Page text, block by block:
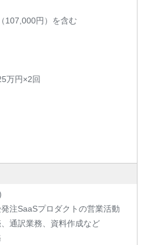
107,000円）を含む
万円×2回
注SaaSプロダクトの営業活動
通訳業務、資料作成など